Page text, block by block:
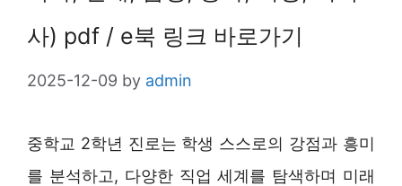
사) pdf / e북 링크 바로가기
2025-12-09 by admin
중학교 2학년 진로는 학생 스스로의 강점과 흥미
를 분석하고, 다양한 직업 세계를 탐색하며 미래